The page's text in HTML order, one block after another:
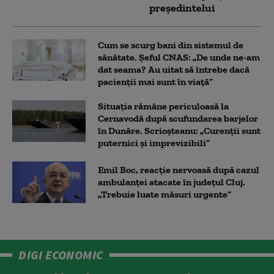
președintelui
Cum se scurg bani din sistemul de
sănătate. Șeful CNAS: „De unde ne-am
dat seama? Au uitat să întrebe dacă
pacienții mai sunt în viață”
Situația rămâne periculoasă la
Cernavodă după scufundarea barjelor
în Dunăre. Scrioșteanu: „Curenții sunt
puternici și imprevizibili”
Emil Boc, reacție nervoasă după cazul
ambulanței atacate în județul Cluj.
„Trebuie luate măsuri urgente”
DIGI ECONOMIC